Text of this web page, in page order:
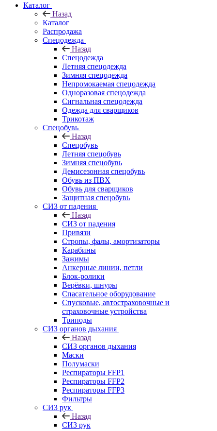
Каталог
Назад
Каталог
Распродажа
Спецодежда
Назад
Спецодежда
Летняя спецодежда
Зимняя спецодежда
Непромокаемая спецодежда
Одноразовая спецодежда
Сигнальная спецодежда
Одежда для сварщиков
Трикотаж
Спецобувь
Назад
Спецобувь
Летняя спецобувь
Зимняя спецобувь
Демисезонная спецобувь
Обувь из ПВХ
Обувь для сварщиков
Защитная спецобувь
СИЗ от падения
Назад
СИЗ от падения
Привязи
Стропы, фалы, амортизаторы
Карабины
Зажимы
Анкерные линии, петли
Блок-ролики
Верёвки, шнуры
Спасательное оборудование
Спусковые, автостраховочные и
страховочные устройства
Триподы
СИЗ органов дыхания
Назад
СИЗ органов дыхания
Маски
Полумаски
Респираторы FFP1
Респираторы FFP2
Респираторы FFP3
Фильтры
СИЗ рук
Назад
СИЗ рук